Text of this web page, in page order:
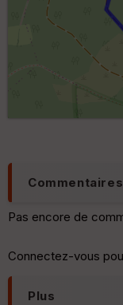
Commentaires
Pas encore de
Connectez-vous
Plus